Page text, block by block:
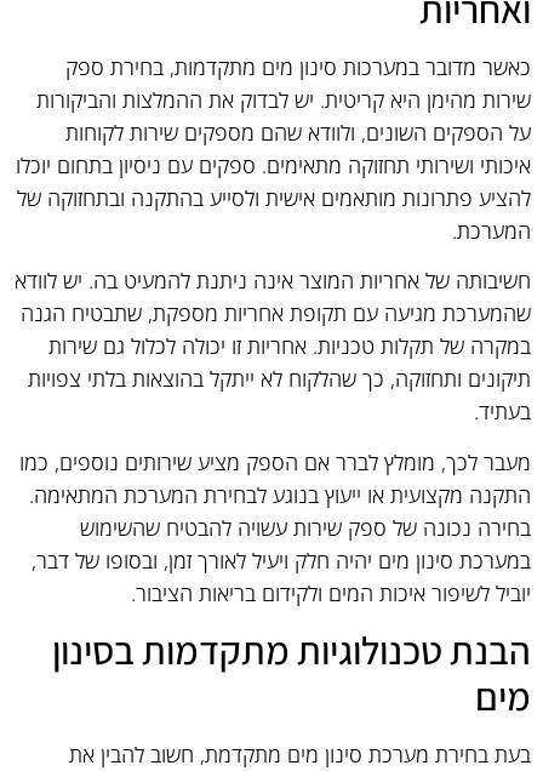
כאשר מדובר במערכות סינון מים מתקדמות, בחירת ספק
שירות מהימן היא קריטית. יש לבדוק את ההמלצות והביקורות
על הספקים השונים, ולוודא שהם מספקים שירות לקוחות
איכותי ושירותי תחזוקה מתאימים. ספקים עם ניסיון בתחום יוכלו
להציע פתרונות מותאמים אישית ולסייע בהתקנה ובתחזוקה של
המערכת.
חשיבותה של אחריות המוצר אינה ניתנת להמעיט בה. יש לוודא
שהמערכת מגיעה עם תקופת אחריות מספקת, שתבטיח הגנה
במקרה של תקלות טכניות. אחריות זו יכולה לכלול גם שירות
תיקונים ותחזוקה, כך שהלקוח לא ייתקל בהוצאות בלתי צפויות
בעתיד.
מעבר לכך, מומלץ לברר אם הספק מציע שירותים נוספים, כמו
התקנה מקצועית או ייעוץ בנוגע לבחירת המערכת המתאימה.
בחירה נכונה של ספק שירות עשויה להבטיח שהשימוש
במערכת סינון מים יהיה חלק ויעיל לאורך זמן, ובסופו של דבר,
יוביל לשיפור איכות המים ולקידום בריאות הציבור.
הבנת טכנולוגיות מתקדמות בסינון
מים
בעת בחירת מערכת סינון מים מתקדמת, חשוב להבין את